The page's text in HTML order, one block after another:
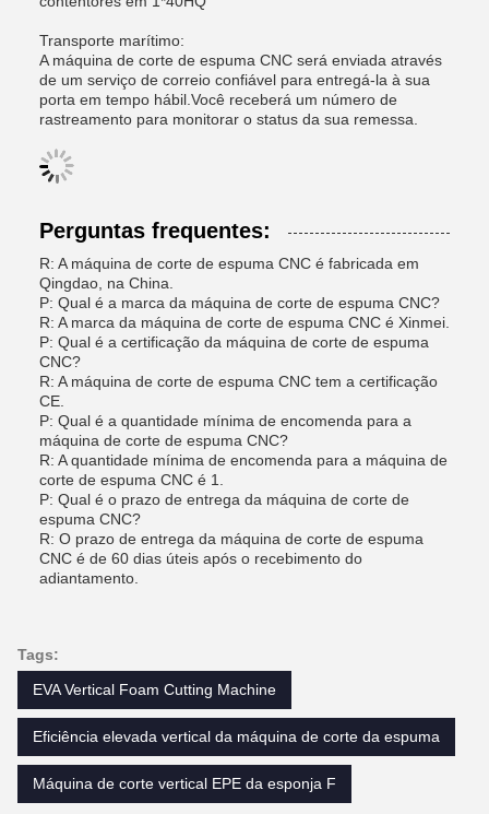
Transporte marítimo:
A máquina de corte de espuma CNC será enviada através
de um serviço de correio confiável para entregá-la à sua
porta em tempo hábil.Você receberá um número de
rastreamento para monitorar o status da sua remessa.
Perguntas frequentes:
R: A máquina de corte de espuma CNC é fabricada em
Qingdao, na China.
P: Qual é a marca da máquina de corte de espuma CNC?
R: A marca da máquina de corte de espuma CNC é Xinmei.
P: Qual é a certificação da máquina de corte de espuma
CNC?
R: A máquina de corte de espuma CNC tem a certificação
CE.
P: Qual é a quantidade mínima de encomenda para a
máquina de corte de espuma CNC?
R: A quantidade mínima de encomenda para a máquina de
corte de espuma CNC é 1.
P: Qual é o prazo de entrega da máquina de corte de
espuma CNC?
R: O prazo de entrega da máquina de corte de espuma
CNC é de 60 dias úteis após o recebimento do
adiantamento.
Tags:
EVA Vertical Foam Cutting Machine
Eficiência elevada vertical da máquina de corte da espuma
Máquina de corte vertical EPE da esponja F